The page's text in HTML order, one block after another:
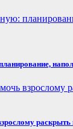
раскрыть